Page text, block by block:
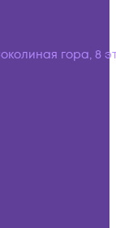
гора, 8